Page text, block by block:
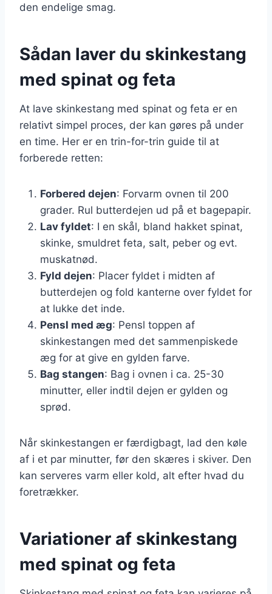
den endelige smag.
Sådan laver du skinkestang
med spinat og feta
At lave skinkestang med spinat og feta er en
relativt simpel proces, der kan gøres på under
en time. Her er en trin-for-trin guide til at
forberede retten:
Forbered dejen: Forvarm ovnen til 200
grader. Rul butterdejen ud på et bagepapir.
Lav fyldet: I en skål, bland hakket spinat,
skinke, smuldret feta, salt, peber og evt.
muskatnød.
Fyld dejen: Placer fyldet i midten af
butterdejen og fold kanterne over fyldet for
at lukke det inde.
Pensl med æg: Pensl toppen af
skinkestangen med det sammenpiskede
æg for at give en gylden farve.
Bag stangen: Bag i ovnen i ca. 25-30
minutter, eller indtil dejen er gylden og
sprød.
Når skinkestangen er færdigbagt, lad den køle
af i et par minutter, før den skæres i skiver. Den
kan serveres varm eller kold, alt efter hvad du
foretrækker.
Variationer af skinkestang
med spinat og feta